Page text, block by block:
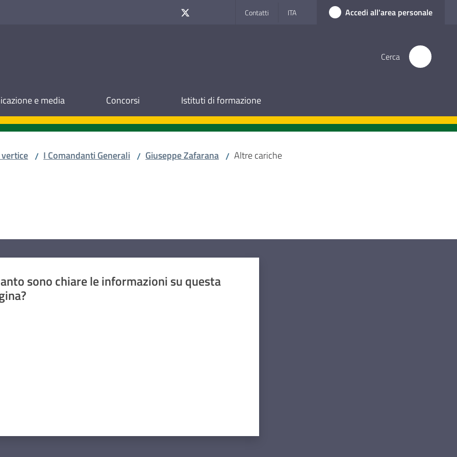
Contatti ITA Accedi all'area personale
Cerca
e media Concorsi Istituti di formazione
/ I Comandanti Generali / Giuseppe Zafarana / Altre cariche
sono chiare le informazioni su questa